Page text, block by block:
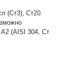
(Ст3), Ст20.
(AISI 304, Ст